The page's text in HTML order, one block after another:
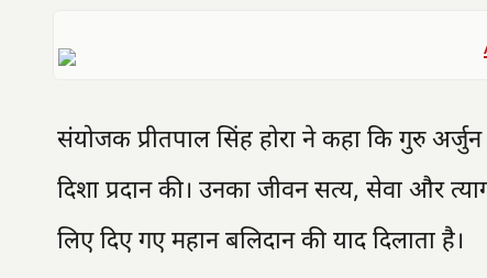
संयोजक प्रीतपाल सिंह होरा ने कहा कि गुरु
दिशा प्रदान की। उनका जीवन सत्य, सेवा और
लिए दिए गए महान बलिदान की याद दिलाता है।